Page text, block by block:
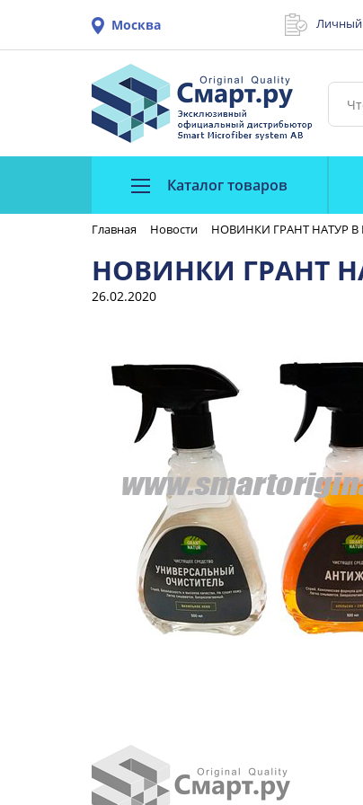
Москва Личный
Каталог товаров
Главная Новости НОВИНКИ ГРАНТ НАТУР
НОВИНКИ ГРАНТ
26.02.2020